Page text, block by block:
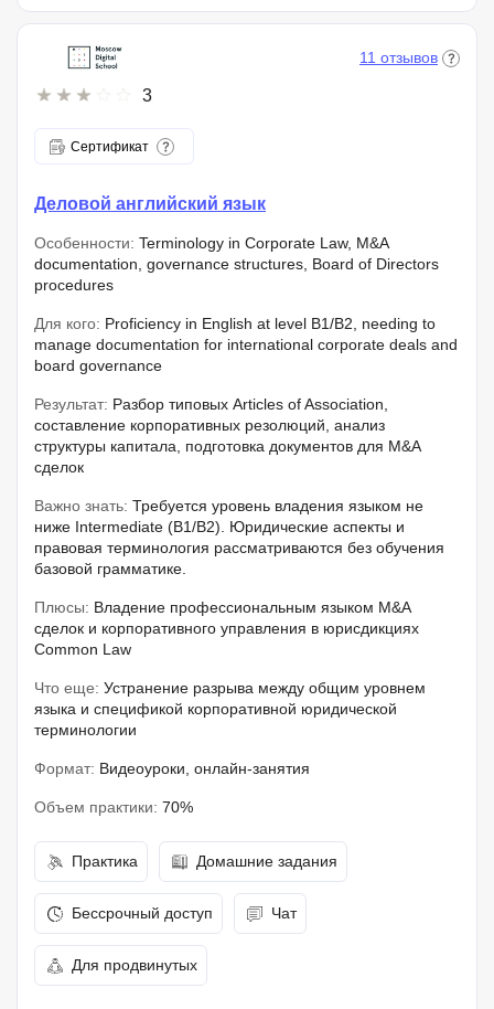
3
11 отзывов
Сертификат
Деловой английский язык
Особенности: Terminology in Corporate Law, M&A
documentation, governance structures, Board of Directors
procedures
Для кого: Proficiency in English at level B1/B2, needing to
manage documentation for international corporate deals and
board governance
Результат: Разбор типовых Articles of Association,
составление корпоративных резолюций, анализ
структуры капитала, подготовка документов для M&A
сделок
Важно знать: Требуется уровень владения языком не
ниже Intermediate (B1/B2). Юридические аспекты и
правовая терминология рассматриваются без обучения
базовой грамматике.
Плюсы: Владение профессиональным языком M&A
сделок и корпоративного управления в юрисдикциях
Common Law
Что еще: Устранение разрыва между общим уровнем
языка и спецификой корпоративной юридической
терминологии
Формат: Видеоуроки, онлайн-занятия
Объем практики: 70%
Практика Домашние задания
Бессрочный доступ Чат
Для продвинутых